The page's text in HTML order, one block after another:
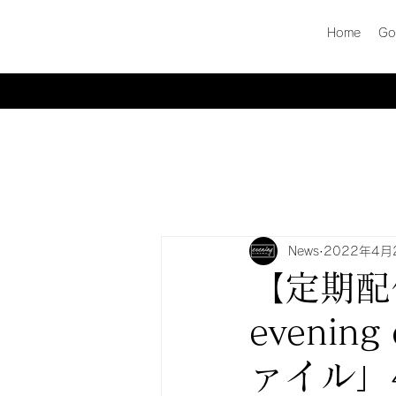
Home
【定期
evening
ァイル
News 2022年4月